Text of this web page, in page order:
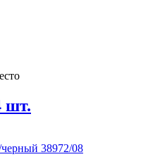
шт.
38972/08